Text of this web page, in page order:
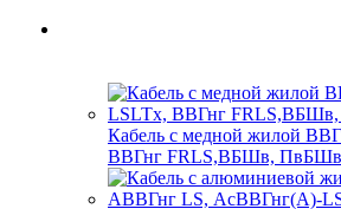
Кабель с медной жилой
ВВГнг FRLS,ВБШв, ПвБШв